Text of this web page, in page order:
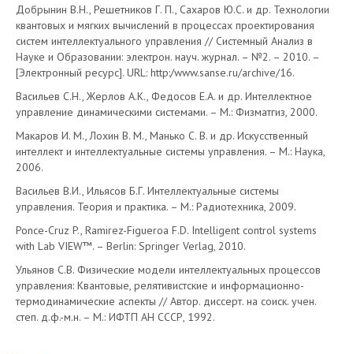
Добрынин В.Н., Решетников Г. П., Сахаров Ю.С. и др. Технологии
квантовых и мягких вычислений в процессах проектирования
систем интеллектуального управления // Системный Анализ в
Науке и Образовании: электрон. науч. журнал. – №2. – 2010. –
[Электронный ресурс]. URL: http:/www.sanse.ru/archive/16.
Васильев С.Н., Жерлов А.К., Федосов Е.А. и др. Интеллектное
управление динамическими системами. – М.: Физматгиз, 2000.
Макаров И. М., Лохин В. М., Манько С. В. и др. Искусственный
интеллект и интеллектуальные системы управления. – М.: Наука,
2006.
Васильев В.И., Ильясов Б.Г. Интеллектуальные системы
управления. Теория и практика. – М.: Радиотехника, 2009.
Ponce-Cruz P., Ramirez-Figueroa F.D. Intelligent control systems
with Lab VIEW™. – Berlin: Springer Verlag, 2010.
Ульянов С.В. Физические модели интеллектуальных процессов
управления: Квантовые, релятивистские и информационно-
термодинамические аспекты // Автор. диссерт. на соиск. учен.
степ. д.ф.-м.н. – М.: ИФТП АН СССР, 1992.